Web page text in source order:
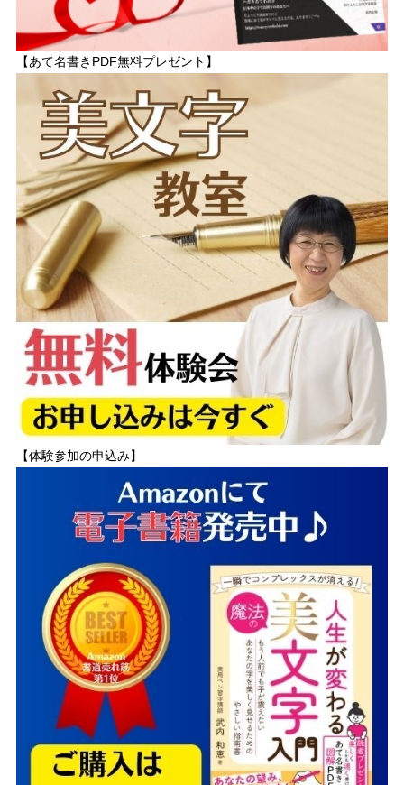
【あて名書きPDF無料プレゼント】
【体験参加の申込み】